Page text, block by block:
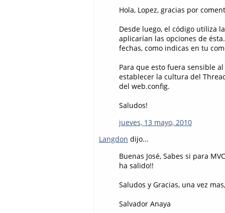
Hola, Lopez, gracias por
Desde luego, el código utiliza
aplicarían las opciones de
fechas, como indicas en tu
Para que esto fuera sensible
establecer la cultura del
del web.config.
Saludos!
jueves, 13 mayo, 2010
Langdon dijo...
Buenas José, Sabes si para
ha salido!!
Saludos y Gracias, una vez
Salvador Anaya